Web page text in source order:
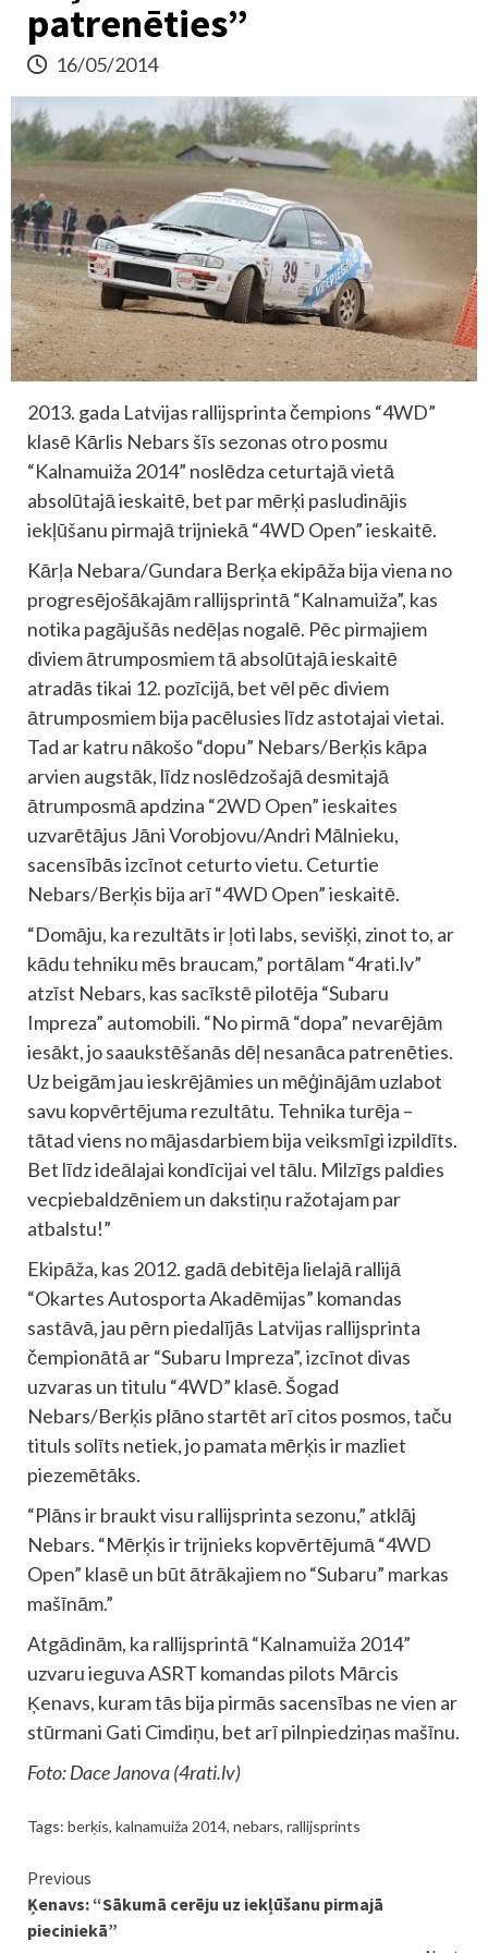
patrenēties”
16/05/2014
2013. gada Latvijas rallijsprinta čempions “4WD”
klasē Kārlis Nebars šīs sezonas otro posmu
“Kalnamuiža 2014” noslēdza ceturtajā vietā
absolūtajā ieskaitē, bet par mērķi pasludinājis
iekļūšanu pirmajā trijniekā “4WD Open” ieskaitē.
Kārļa Nebara/Gundara Berķa ekipāža bija viena no
progresējošākajām rallijsprintā “Kalnamuiža”, kas
notika pagājušās nedēļas nogalē. Pēc pirmajiem
diviem ātrumposmiem tā absolūtajā ieskaitē
atradās tikai 12. pozīcijā, bet vēl pēc diviem
ātrumposmiem bija pacēlusies līdz astotajai vietai.
Tad ar katru nākošo “dopu” Nebars/Berķis kāpa
arvien augstāk, līdz noslēdzošajā desmitajā
ātrumposmā apdzina “2WD Open” ieskaites
uzvarētājus Jāni Vorobjovu/Andri Mālnieku,
sacensībās izcīnot ceturto vietu. Ceturtie
Nebars/Berķis bija arī “4WD Open” ieskaitē.
“Domāju, ka rezultāts ir ļoti labs, sevišķi, zinot to, ar
kādu tehniku mēs braucam,” portālam “4rati.lv”
atzīst Nebars, kas sacīkstē pilotēja “Subaru
Impreza” automobili. “No pirmā “dopa” nevarējām
iesākt, jo saaukstēšanās dēļ nesanāca patrenēties.
Uz beigām jau ieskrējāmies un mēģinājām uzlabot
savu kopvērtējuma rezultātu. Tehnika turēja –
tātad viens no mājasdarbiem bija veiksmīgi izpildīts.
Bet līdz ideālajai kondīcijai vel tālu. Milzīgs paldies
vecpiebaldzēniem un dakstiņu ražotajam par
atbalstu!”
Ekipāža, kas 2012. gadā debitēja lielajā rallijā
“Okartes Autosporta Akadēmijas” komandas
sastāvā, jau pērn piedalījās Latvijas rallijsprinta
čempionātā ar “Subaru Impreza”, izcīnot divas
uzvaras un titulu “4WD” klasē. Šogad
Nebars/Berķis plāno startēt arī citos posmos, taču
tituls solīts netiek, jo pamata mērķis ir mazliet
piezemētāks.
“Plāns ir braukt visu rallijsprinta sezonu,” atklāj
Nebars. “Mērķis ir trijnieks kopvērtējumā “4WD
Open” klasē un būt ātrākajiem no “Subaru” markas
mašīnām.”
Atgādinām, ka rallijsprintā “Kalnamuiža 2014”
uzvaru ieguva ASRT komandas pilots Mārcis
Ķenavs, kuram tās bija pirmās sacensības ne vien ar
stūrmani Gati Cimdiņu, bet arī pilnpiedziņas mašīnu.
Foto: Dace Janova (4rati.lv)
Tags: berķis, kalnamuiža 2014, nebars, rallijsprints
Continue
Reading
Previous
Ķenavs: “Sākumā cerēju uz iekļūšanu pirmajā
pieciniekā”